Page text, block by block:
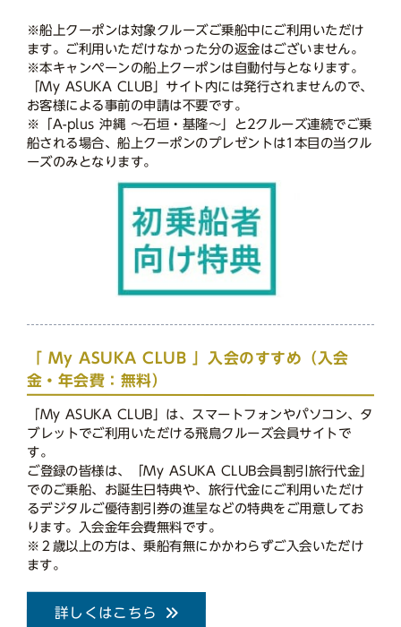
※船上クーポンは対象クルーズご乗船中にご利用いただけ
ます。ご利用いただけなかった分の返金はございません。
※本キャンペーンの船上クーポンは自動付与となります。
「My ASUKA CLUB」サイト内には発行されませんので、
お客様による事前の申請は不要です。
※「A-plus 沖縄 ～石垣・基隆～」と2クルーズ連続でご乗
船される場合、船上クーポンのプレゼントは1本目の当クル
ーズのみとなります。
「 My ASUKA CLUB 」入会のすすめ（入会
金・年会費：無料）
「My ASUKA CLUB」は、スマートフォンやパソコン、タ
ブレットでご利用いただける飛鳥クルーズ会員サイトで
す。
ご登録の皆様は、「My ASUKA CLUB会員割引旅行代金」
でのご乗船、お誕生日特典や、旅行代金にご利用いただけ
るデジタルご優待割引券の進呈などの特典をご用意してお
ります。入会金年会費無料です。
※２歳以上の方は、乗船有無にかかわらずご入会いただけ
ます。
詳しくはこちら